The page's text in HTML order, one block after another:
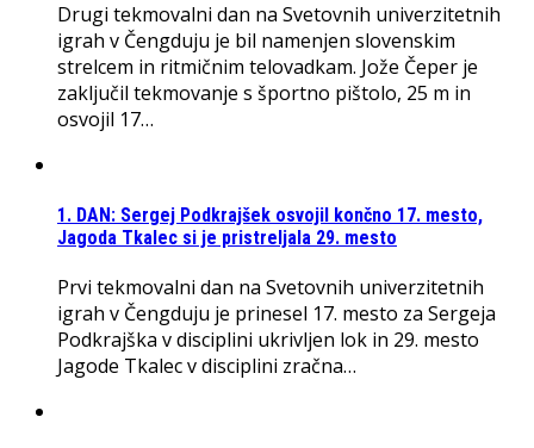
Drugi tekmovalni dan na Svetovnih univerzitetnih
igrah v Čengduju je bil namenjen slovenskim
strelcem in ritmičnim telovadkam. Jože Čeper je
zaključil tekmovanje s športno pištolo, 25 m in
osvojil 17…
1. DAN: Sergej Podkrajšek osvojil končno 17. mesto,
Jagoda Tkalec si je pristreljala 29. mesto
Prvi tekmovalni dan na Svetovnih univerzitetnih
igrah v Čengduju je prinesel 17. mesto za Sergeja
Podkrajška v disciplini ukrivljen lok in 29. mesto
Jagode Tkalec v disciplini zračna…